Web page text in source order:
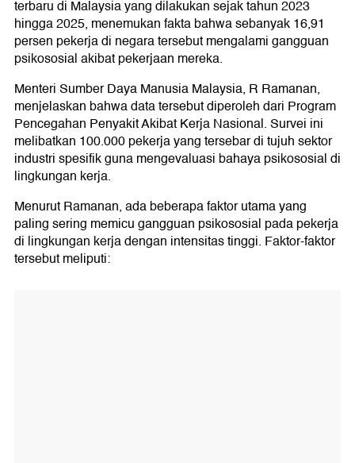
terbaru di Malaysia yang dilakukan sejak tahun 2023
hingga 2025, menemukan fakta bahwa sebanyak 16,91
persen pekerja di negara tersebut mengalami gangguan
psikososial akibat pekerjaan mereka.
Menteri Sumber Daya Manusia Malaysia, R Ramanan,
menjelaskan bahwa data tersebut diperoleh dari Program
Pencegahan Penyakit Akibat Kerja Nasional. Survei ini
melibatkan 100.000 pekerja yang tersebar di tujuh sektor
industri spesifik guna mengevaluasi bahaya psikososial di
lingkungan kerja.
Menurut Ramanan, ada beberapa faktor utama yang
paling sering memicu gangguan psikososial pada pekerja
di lingkungan kerja dengan intensitas tinggi. Faktor-faktor
tersebut meliputi: